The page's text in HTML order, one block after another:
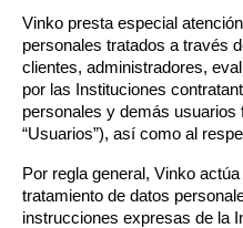
Vinko presta especial
personales tratados a través
clientes, administradores,
por las Instituciones
personales y demás usuarios
“Usuarios”), así como al
Por regla general, Vinko
tratamiento de datos
instrucciones expresas de la